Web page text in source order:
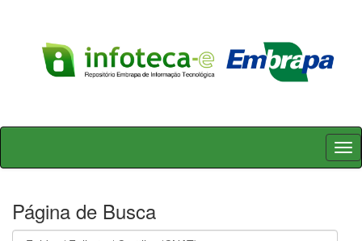
Skip
Página de Busca